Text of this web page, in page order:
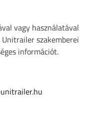
vagy használatával
szakemberei
információt.